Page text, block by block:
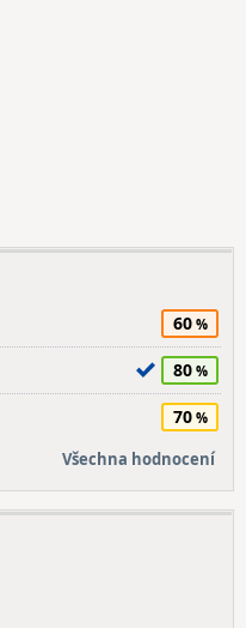
60
80
70
Všechna hodnocení